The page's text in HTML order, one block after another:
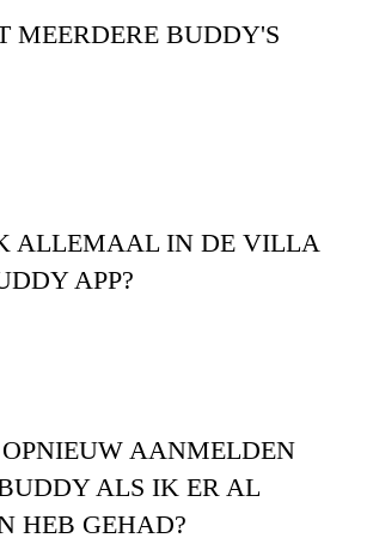
MEERDERE BUDDY'S
ALLEMAAL IN DE VILLA
APP?
AANMELDEN
ALS IK ER AL
HEB GEHAD?